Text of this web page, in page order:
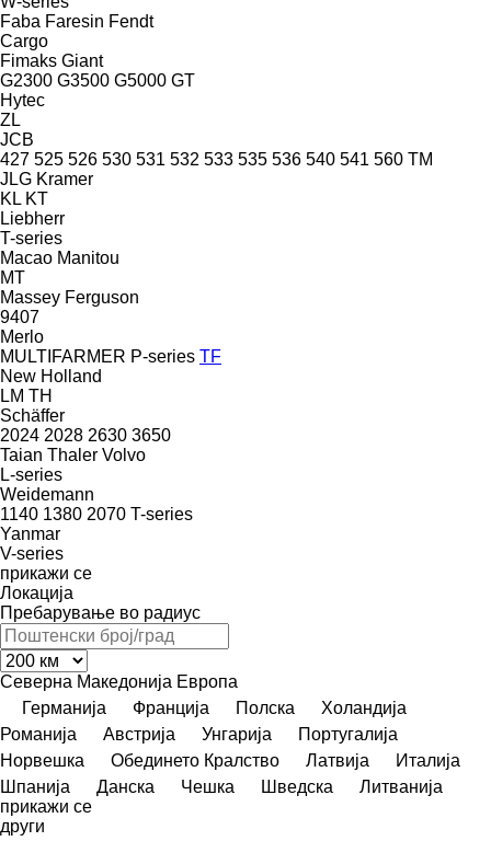
Faba Faresin Fendt
Cargo
Fimaks Giant
G2300 G3500 G5000 GT
Hytec
ZL
JCB
427 525 526 530 531 532 533 535 536 540 541 560 TM
JLG Kramer
KL KT
Liebherr
T-series
Macao Manitou
MT
Massey Ferguson
9407
Merlo
MULTIFARMER P-series TF
New Holland
LM TH
Schäffer
2024 2028 2630 3650
Taian Thaler Volvo
L-series
Weidemann
1140 1380 2070 T-series
Yanmar
V-series
прикажи се
Локација
Пребарување во радиус
Северна Македонија Европа
Германија
Франција Полска
Холандија
Романија
Австрија Унгарија
Португалија
Норвешка
Обединето Кралство Латвија
Италија
Шпанија
Данска Чешка Шведска
Литванија
прикажи се
други